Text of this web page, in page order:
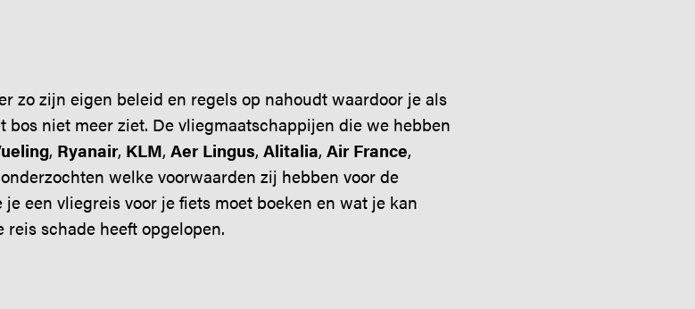
zo zijn eigen beleid en regels op nahoudt waardoor je als
niet meer ziet. De vliegmaatschappijen die we hebben
, Ryanair, KLM, Aer Lingus, Alitalia, Air France,
welke voorwaarden zij hebben voor de
een vliegreis voor je fiets moet boeken en wat je kan
schade heeft opgelopen.